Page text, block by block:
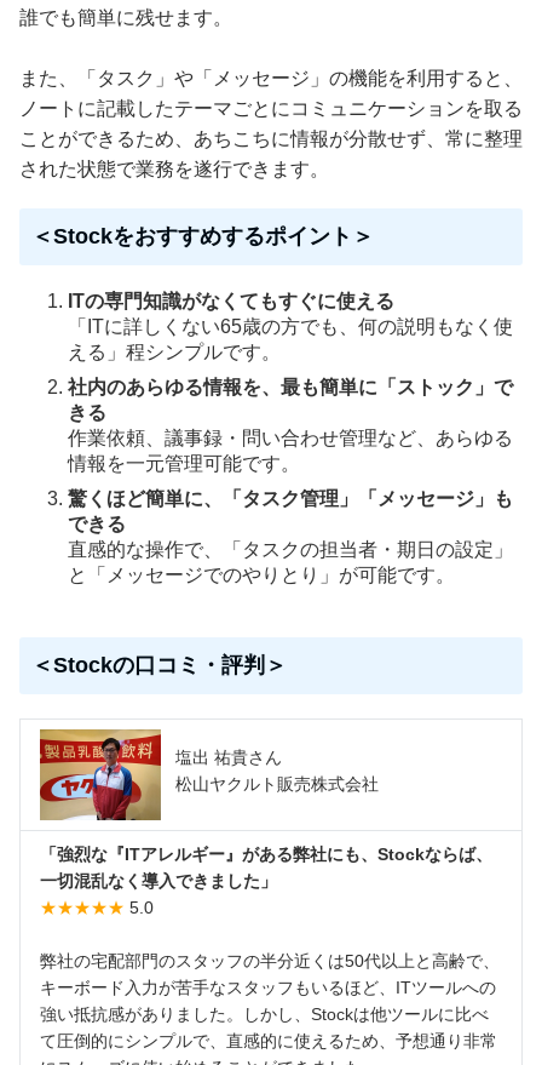
誰でも簡単に残せます。
また、「タスク」や「メッセージ」の機能を利用すると、
ノートに記載したテーマごとにコミュニケーションを取る
ことができるため、あちこちに情報が分散せず、常に整理
された状態で業務を遂行できます。
＜Stockをおすすめするポイント＞
ITの専門知識がなくてもすぐに使える
「ITに詳しくない65歳の方でも、何の説明もなく使
える」程シンプルです。
社内のあらゆる情報を、最も簡単に「ストック」で
きる
作業依頼、議事録・問い合わせ管理など、あらゆる
情報を一元管理可能です。
驚くほど簡単に、「タスク管理」「メッセージ」も
できる
直感的な操作で、「タスクの担当者・期日の設定」
と「メッセージでのやりとり」が可能です。
＜Stockの口コミ・評判＞
塩出 祐貴さん
松山ヤクルト販売株式会社
「強烈な『ITアレルギー』がある弊社にも、Stockならば、
一切混乱なく導入できました」
★★★★★ 5.0
弊社の宅配部門のスタッフの半分近くは50代以上と高齢で、
キーボード入力が苦手なスタッフもいるほど、ITツールへの
強い抵抗感がありました。しかし、Stockは他ツールに比べ
て圧倒的にシンプルで、直感的に使えるため、予想通り非常